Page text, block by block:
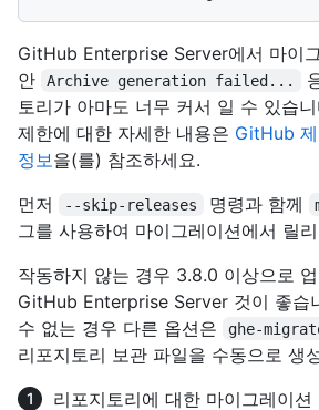
GitHub Enterprise Server에서 마이
안
Archive generation failed...
토리가 아마도 너무 커서 일 수 있습
제한에 대한 자세한 내용은 GitHub
정보 을(를) 참조하세요.
먼저
--skip-releases 명령과 함께
그를 사용하여 마이그레이션에서 릴
작동하지 않는 경우 3.8.0 이상으로
GitHub Enterprise Server 것이 좋습
수 없는 경우 다른 옵션은
ghe-
리포지토리 보관 파일을 수동으로 생
리포지토리에 대한 마이그레이